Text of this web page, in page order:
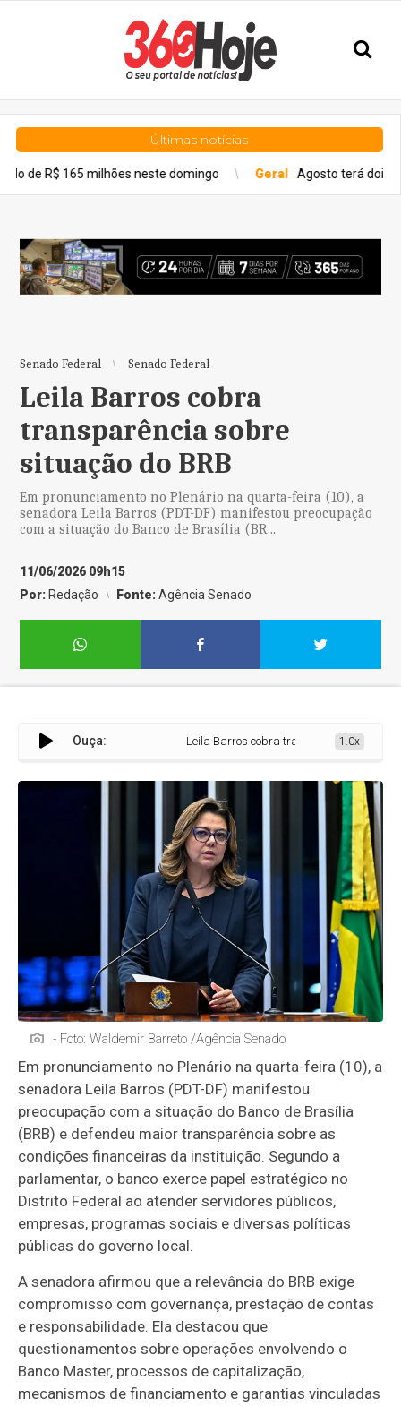
Últimas notícias
milhões neste domingo Geral Agosto terá dois eclipses;
Senado Federal Senado Federal
Leila Barros cobra
transparência sobre
situação do BRB
Em pronunciamento no Plenário na quarta-feira (10), a
senadora Leila Barros (PDT-DF) manifestou preocupação
com a situação do Banco de Brasília (BR...
11/06/2026 09h15
Por: Redação Fonte:Agência Senado
Ouça: Leila Barros cobra transparência sobre
1.0x
- Foto: Waldemir Barreto /Agência Senado
Em pronunciamento no Plenário na quarta-feira (10), a
senadora Leila Barros (PDT-DF) manifestou
preocupação com a situação do Banco de Brasília
(BRB) e defendeu maior transparência sobre as
condições financeiras da instituição. Segundo a
parlamentar, o banco exerce papel estratégico no
Distrito Federal ao atender servidores públicos,
empresas, programas sociais e diversas políticas
públicas do governo local.
A senadora afirmou que a relevância do BRB exige
compromisso com governança, prestação de contas
e responsabilidade. Ela destacou que
questionamentos sobre operações envolvendo o
Banco Master, processos de capitalização,
mecanismos de financiamento e garantias vinculadas